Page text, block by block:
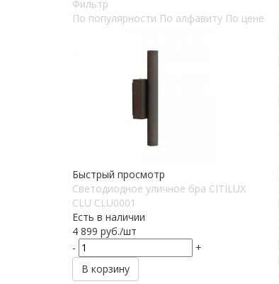
Фильтр
По популярности По алфавиту По цене
Быстрый просмотр
Светодиодное уличное бра CITILUX
CLU CLU0001
Есть в наличии
4 899 руб./шт
-
+
В корзину